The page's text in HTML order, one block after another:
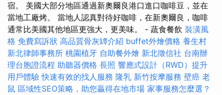
宿。 美國大部分地區通過新奧爾良港口進口咖啡豆，並在
當地工廠烤。 當地人認真對待好咖啡，在新奧爾良，咖啡
通常比美國其他地區更強大，更美味。 - 蔬食餐飲 裝潢風
格 免費寫訴狀 高品質骨灰罈介紹 buffet外燴價格 養生村
新北律師事務所 桃園植牙 自助餐外燴 新北徵信社 台南辦
理台胞證流程 助聽器價格 長照 響應式設計（RWD）提升
用戶體驗 快速有效的找人服務 隆乳 新竹按摩服務 壁癌 老
鼠 區域性SEO策略，助您贏得在地市場 家事服務怎麼選？